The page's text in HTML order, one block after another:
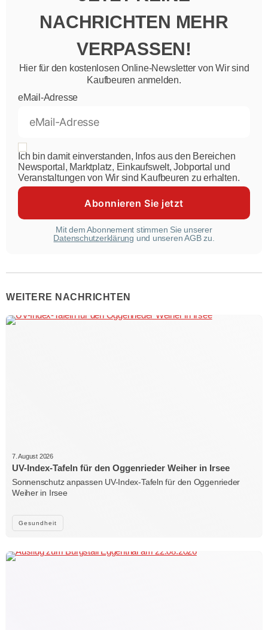
NACHRICHTEN MEHR
VERPASSEN!
Hier für den kostenlosen Online-Newsletter von Wir sind
Kaufbeuren anmelden.
eMail-Adresse
Ich bin damit einverstanden, Infos aus den Bereichen
Newsportal, Marktplatz, Einkaufswelt, Jobportal und
Veranstaltungen von Wir sind Kaufbeuren zu erhalten.
Mit dem Abonnement stimmen Sie unserer
Datenschutzerklärung und unseren AGB zu.
WEITERE NACHRICHTEN
Gesundheit
7. August 2026
UV-Index-Tafeln für den Oggenrieder Weiher in Irsee
Sonnenschutz anpassen UV-Index-Tafeln für den Oggenrieder
Weiher in Irsee